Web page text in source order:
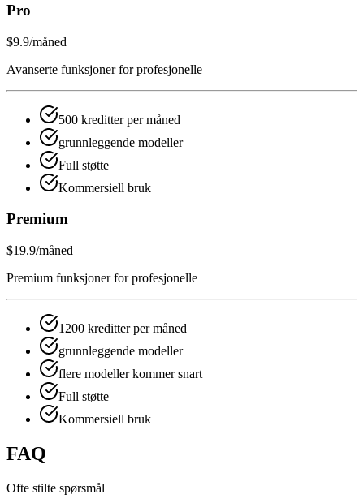
Pro
$9.9/måned
Avanserte funksjoner for profesjonelle
500 kreditter per måned
grunnleggende modeller
Full støtte
Kommersiell bruk
Premium
$19.9/måned
Premium funksjoner for profesjonelle
1200 kreditter per måned
grunnleggende modeller
flere modeller kommer snart
Full støtte
Kommersiell bruk
FAQ
Ofte stilte spørsmål